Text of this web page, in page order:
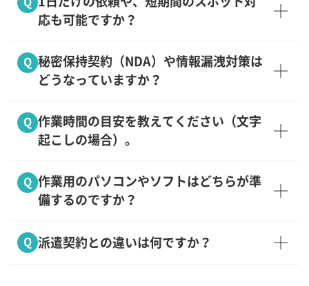
応も可能ですか？
Q 秘密保持契約（NDA）や情報漏洩対策は
どうなっていますか？
Q 作業時間の目安を教えてください（文字
起こしの場合）。
Q 作業用のパソコンやソフトはどちらが準
備するのですか？
Q 派遣契約との違いは何ですか？